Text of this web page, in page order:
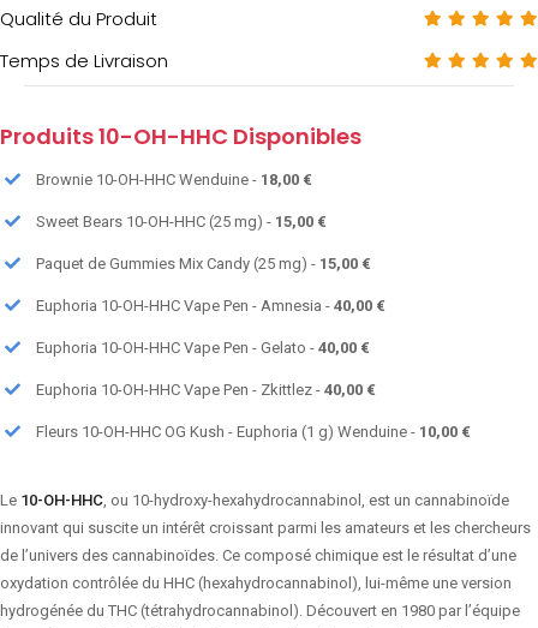
Qualité du Produit
Temps de Livraison
Produits 10-OH-HHC Disponibles
Brownie 10-OH-HHC Wenduine - 18,00 €
Sweet Bears 10-OH-HHC (25 mg) - 15,00 €
Paquet de Gummies Mix Candy (25 mg) - 15,00 €
Euphoria 10-OH-HHC Vape Pen - Amnesia - 40,00 €
Euphoria 10-OH-HHC Vape Pen - Gelato - 40,00 €
Euphoria 10-OH-HHC Vape Pen - Zkittlez - 40,00 €
Fleurs 10-OH-HHC OG Kush - Euphoria (1 g) Wenduine - 10,00 €
Le 10-OH-HHC, ou 10-hydroxy-hexahydrocannabinol, est un cannabinoïde
innovant qui suscite un intérêt croissant parmi les amateurs et les chercheurs
de l’univers des cannabinoïdes. Ce composé chimique est le résultat d’une
oxydation contrôlée du HHC (hexahydrocannabinol), lui-même une version
hydrogénée du THC (tétrahydrocannabinol). Découvert en 1980 par l’équipe